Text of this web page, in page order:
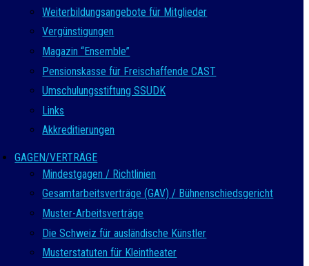
Weiterbildungsangebote für Mitglieder
Vergünstigungen
Magazin “Ensemble”
Pensionskasse für Freischaffende CAST
Umschulungsstiftung SSUDK
Links
Akkreditierungen
GAGEN/VERTRÄGE
Mindestgagen / Richtlinien
Gesamtarbeitsverträge (GAV) / Bühnenschiedsgericht
Muster-Arbeitsverträge
Die Schweiz für ausländische Künstler
Musterstatuten für Kleintheater